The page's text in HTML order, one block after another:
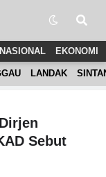
EKONOMI
LANDAK
Sebut